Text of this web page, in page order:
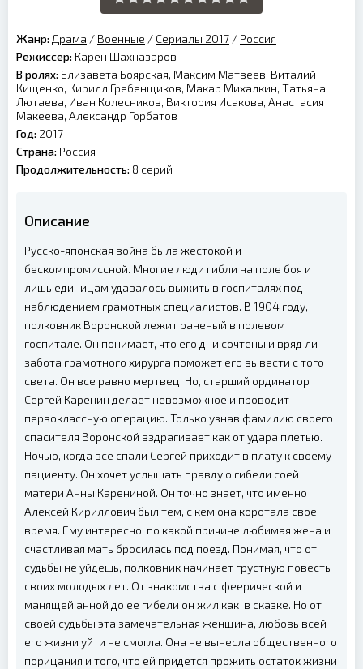
Жанр: Драма / Военные / Сериалы 2017 / Россия
Режиссер: Карен Шахназаров
В ролях: Елизавета Боярская, Максим Матвеев, Виталий
Кищенко, Кирилл Гребенщиков, Макар Михалкин, Татьяна
Лютаева, Иван Колесников, Виктория Исакова, Анастасия
Макеева, Александр Горбатов
Год: 2017
Страна: Россия
Продолжительность: 8 серий
Описание
Русско-японская война была жестокой и
бескомпромиссной. Многие люди гибли на поле боя и
лишь единицам удавалось выжить в госпиталях под
наблюдением грамотных специалистов. В 1904 году,
полковник Воронской лежит раненый в полевом
госпитале. Он понимает, что его дни сочтены и вряд ли
забота грамотного хирурга поможет его вывести с того
света. Он все равно мертвец. Но, старший ординатор
Сергей Каренин делает невозможное и проводит
первоклассную операцию. Только узнав фамилию своего
спасителя Воронской вздрагивает как от удара плетью.
Ночью, когда все спали Сергей приходит в плату к своему
пациенту. Он хочет услышать правду о гибели соей
матери Анны Карениной. Он точно знает, что именно
Алексей Кириллович был тем, с кем она коротала свое
время. Ему интересно, по какой причине любимая жена и
счастливая мать бросилась под поезд. Понимая, что от
судьбы не уйдешь, полковник начинает грустную повесть
своих молодых лет. От знакомства с феерической и
манящей анной до ее гибели он жил как в сказке. Но от
своей судьбы эта замечательная женщина, любовь всей
его жизни уйти не смогла. Она не вынесла общественного
порицания и того, что ей придется прожить остаток жизни